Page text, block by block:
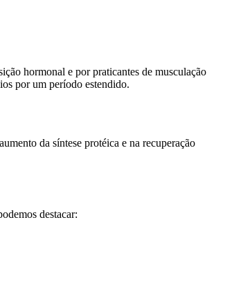
hormonal e por praticantes de musculação
por um período estendido.
da síntese protéica e na recuperação
destacar: